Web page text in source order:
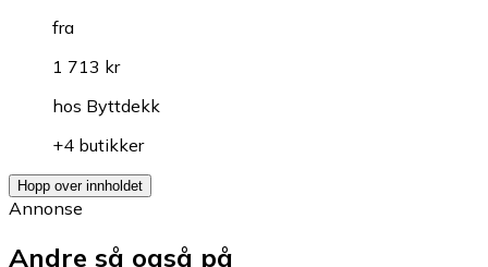
fra
1 713 kr
hos Byttdekk
+4 butikker
Hopp over innholdet
Annonse
Andre så også på